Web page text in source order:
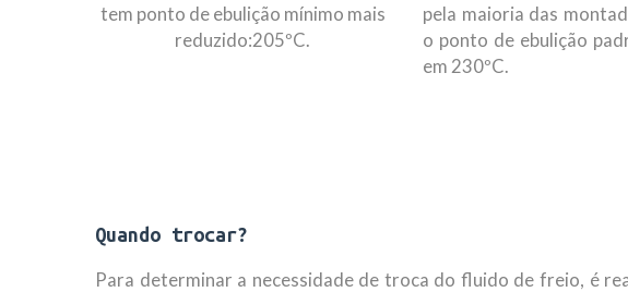
tem ponto de ebulição mínimo mais
reduzido:205ºC.
pela maioria das
o ponto de ebulição
em 230ºC.
Quando trocar?
Para determinar a necessidade de troca do fluido de freio, é